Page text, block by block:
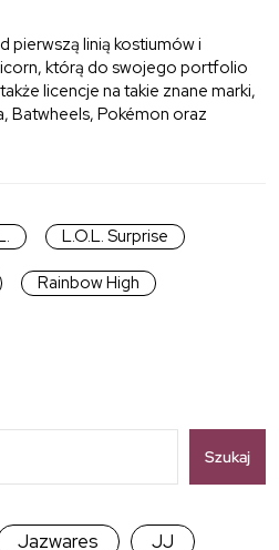
pierwszą linią kostiumów i
którą do swojego portfolio
licencje na takie znane marki,
Batwheels, Pokémon oraz
L.O.L. Surprise
Rainbow High
Szukaj
Jazwares
JJ